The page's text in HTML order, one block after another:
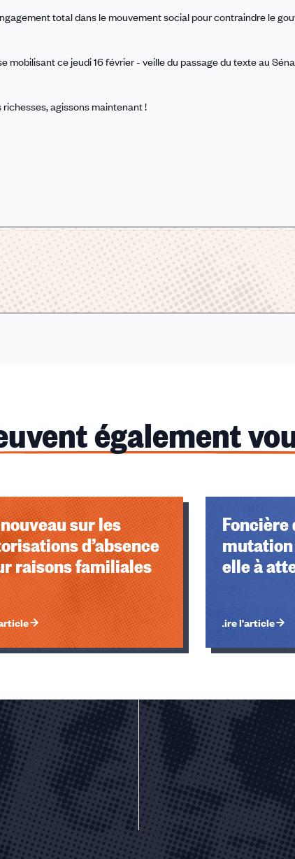
cookies
total dans le mouvement social pour contraindre le
mobilisant ce jeudi 16 février - veille du passage du texte au
richesses, agissons maintenant !
également
sur les
d’absence
raisons familiales
Foncière
mutation
elle à
Lire l'article